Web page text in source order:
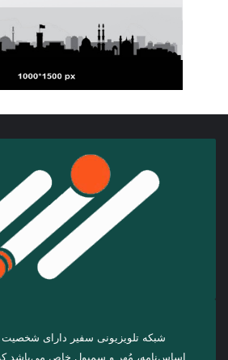
شبکه تلویزیونی سفیر دارای
اساس‌نامه، مُهر و سمبول خاص می‌باشد